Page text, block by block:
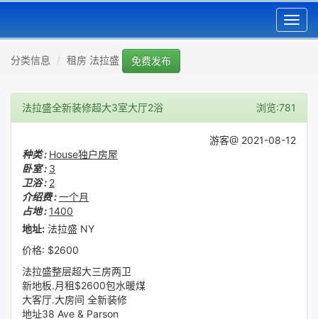
分类信息 租房 法拉盛 免费发布
法拉盛全新装修超大3室大厅2浴 浏览:781
游客@ 2021-08-12
种类 : House独户房屋
卧室 : 3
卫浴 : 2
介绍费 :一个月
占地 : 1400
地址: 法拉盛 NY
价格: $2600
法拉盛整层超大三房两卫
新地板.月租$2600包水暖煤
大客厅.大房间 全新装修
地址38 Ave & Parson